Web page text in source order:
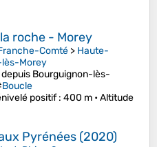
roche - Morey
Comté > Haute-
Morey
Bourguignon-lès-
Boucle
positif: 400 m •Altitude
Pyrénées (2020)